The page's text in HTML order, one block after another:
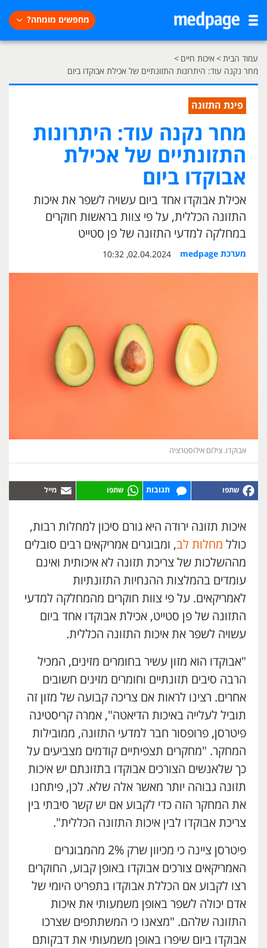
מחפשים מומחה?
עמוד הבית> איכות חיים >
מחר נקנה עוד: היתרונות התזונתיים של אכילת אבוקדו ביום
פינת התזונה
מחר נקנה עוד: היתרונות
התזונתיים של אכילת
אבוקדו ביום
אכילת אבוקדו אחד ביום עשויה לשפר את איכות
התזונה הכללית, על פי צוות בראשות חוקרים
במחלקה למדעי התזונה של פן סטייט
מערכת medpage 02.04.2024, 10:32
אבוקדו. צילום אילוסטרציה
תגובות
איכות תזונה ירודה היא גורם סיכון למחלות רבות,
כולל מחלות לב, ומבוגרים אמריקאים רבים סובלים
מההשלכות של צריכת תזונה לא איכותית ואינם
עומדים בהמלצות ההנחיות התזונתיות
לאמריקאים. על פי צוות חוקרים מהמחלקה למדעי
התזונה של פן סטייט, אכילת אבוקדו אחד ביום
עשויה לשפר את איכות התזונה הכללית.
"אבוקדו הוא מזון עשיר בחומרים מזינים, המכיל
הרבה סיבים תזונתיים וחומרים מזינים חשובים
אחרים. רצינו לראות אם צריכה קבועה של מזון זה
תוביל לעלייה באיכות הדיאטה", אמרה קריסטינה
פיטרסן, פרופסור חבר למדעי התזונה, ממובילות
המחקר. "מחקרים תצפיתיים קודמים מצביעים על
כך שלאנשים הצורכים אבוקדו בתזונתם יש איכות
תזונה גבוהה יותר מאשר אלה שלא. לכן, פיתחנו
את המחקר הזה כדי לקבוע אם יש קשר סיבתי בין
צריכת אבוקדו לבין איכות התזונה הכללית".
פיטרסן ציינה כי מכיוון שרק 2% מהמבוגרים
האמריקאים צורכים אבוקדו באופן קבוע, החוקרים
רצו לקבוע אם הכללת אבוקדו בתפריט היומי של
אדם יכולה לשפר באופן משמעותי את איכות
התזונה שלהם. "מצאנו כי המשתתפים שצרכו
אבוקדו ביום שיפרו באופן משמעותי את דבקותם